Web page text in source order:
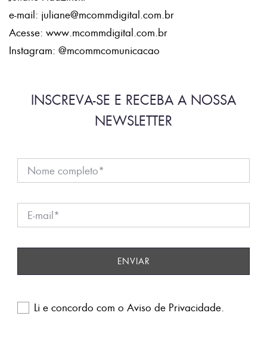
e-mail: juliane@mcommdigital.com.br
Acesse: www.mcommdigital.com.br
Instagram: @mcommcomunicacao
INSCREVA-SE E RECEBA A NOSSA
NEWSLETTER
Li e concordo com oAviso de Privacidade.